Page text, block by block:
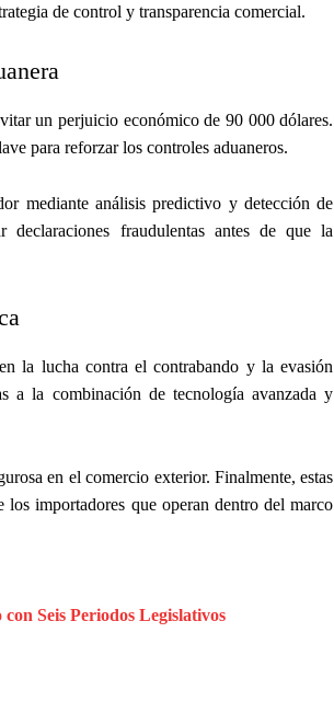
de control y transparencia comercial.
un perjuicio económico de 90 000 dólares.
para reforzar los controles aduaneros.
mediante análisis predictivo y detección de
declaraciones fraudulentas antes de que la
la lucha contra el contrabando y la evasión
a la combinación de tecnología avanzada y
en el comercio exterior. Finalmente, estas
importadores que operan dentro del marco
Seis Periodos Legislativos